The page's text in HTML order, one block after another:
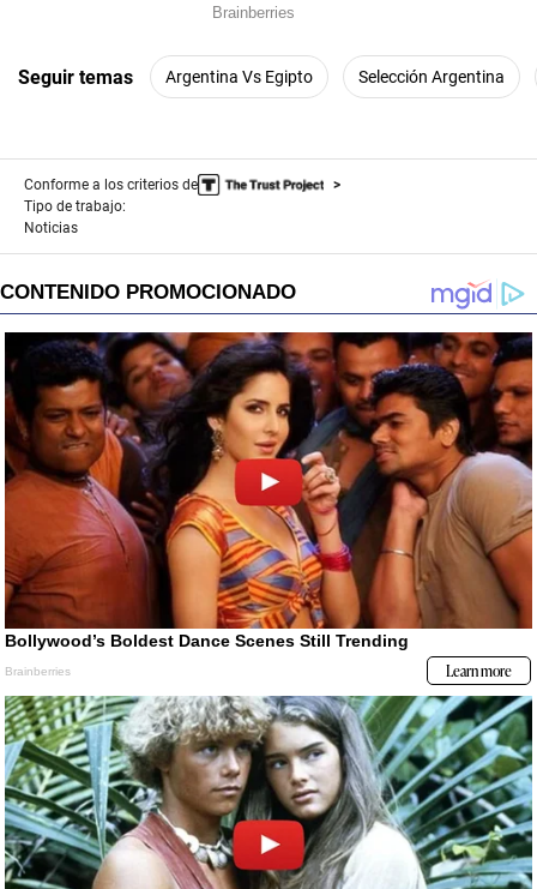
Seguir temas Argentina Vs Egipto Selección Argentina
Conforme a los criterios de
Tipo de trabajo:
Noticias